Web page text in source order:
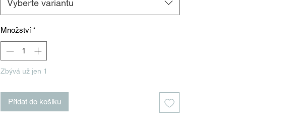
Vyberte variantu
Množství *
Zbývá už jen 1
Přidat do košíku